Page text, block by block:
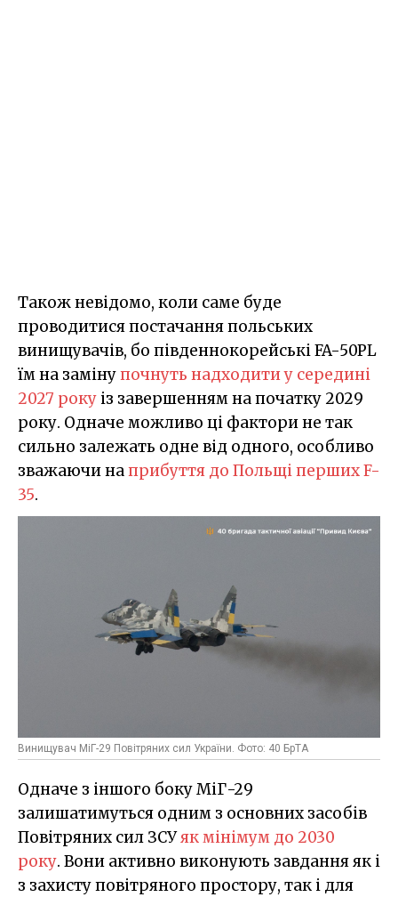
Також невідомо, коли саме буде
проводитися постачання польських
винищувачів, бо південнокорейські FA-50PL
їм на замінупочнуть надходити у середині
2027 року із завершенням на початку 2029
року. Одначе можливо ці фактори не так
сильно залежать одне від одного, особливо
зважаючи наприбуття до Польщі перших F-
35.
Винищувач МіГ-29 Повітряних сил України. Фото: 40 БрТА
Одначе з іншого боку МіГ-29
залишатимуться одним з основних засобів
Повітряних сил ЗСУяк мінімум до 2030
року. Вони активно виконують завдання як і
з захисту повітряного простору, так і для